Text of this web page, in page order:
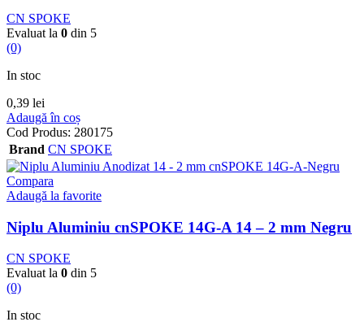
CN SPOKE
Evaluat la 0 din 5
(0)
In stoc
0,39 lei
Adaugă în coș
Cod Produs: 280175
Brand CN SPOKE
Compara
Adaugă la favorite
Niplu Aluminiu cnSPOKE 14G-A 14 – 2 mm Negru
CN SPOKE
Evaluat la 0 din 5
(0)
In stoc